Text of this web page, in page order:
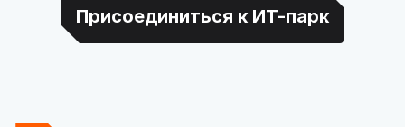
Присоединиться к ИТ-парк